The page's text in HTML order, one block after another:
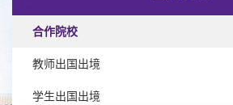
合作院校
教师出国出境
学生出国出境